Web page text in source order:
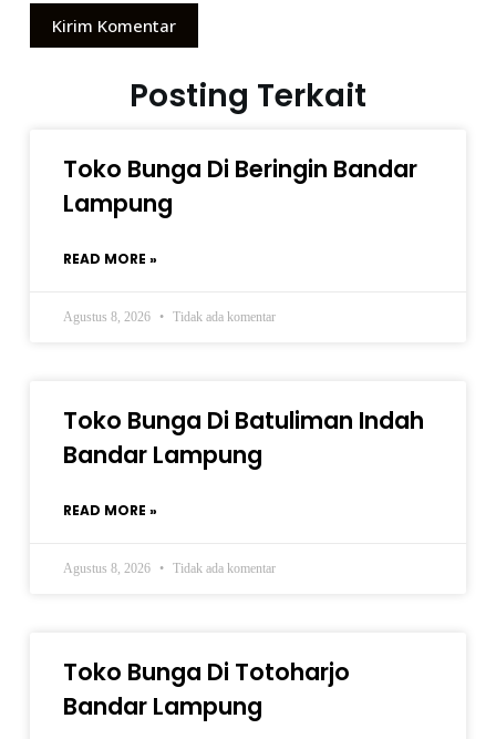
Kirim Komentar
Posting Terkait
Toko Bunga Di Beringin Bandar
Lampung
READ MORE »
Agustus 8, 2026 Tidak ada komentar
Toko Bunga Di Batuliman Indah
Bandar Lampung
READ MORE »
Agustus 8, 2026 Tidak ada komentar
Toko Bunga Di Totoharjo
Bandar Lampung